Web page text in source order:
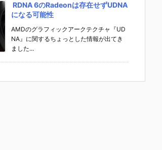
RDNA 6のRadeonは存在せずUDNA
になる可能性
AMDのグラフィックアークテクチャ『UD
NA』に関するちょっとした情報が出てき
ました...